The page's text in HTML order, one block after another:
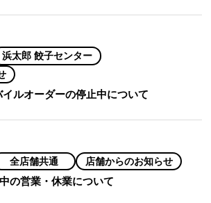
浜太郎 餃子センター
ルオーダーの停止中について
全店舗共通 店舗からのお知らせ
の営業・休業について